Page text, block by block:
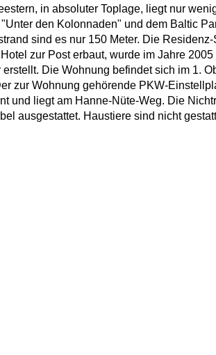
in absoluter Toplage, liegt nur
den Kolonnaden" und dem Baltic
sind es nur 150 Meter. Die
zur Post erbaut, wurde im Jahre
erstellt. Die Wohnung befindet sich im 1.
zur Wohnung gehörende PKW-
und liegt am Hanne-Nüte-Weg. Die
ausgestattet. Haustiere sind nicht